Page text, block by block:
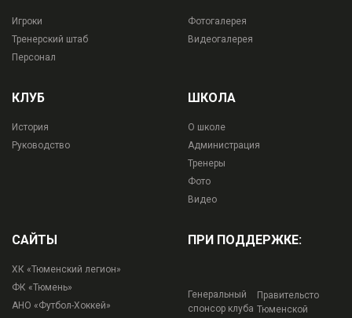
Игроки
Тренерский штаб
Персонал
Фотогалерея
Видеогалерея
КЛУБ
История
Руководство
ШКОЛА
О школе
Администрация
Тренеры
Фото
Видео
САЙТЫ
ХК «Тюменский легион»
ФК «Тюмень»
АНО «Футбол-Хоккей»
ПРИ ПОДДЕРЖКЕ:
Генеральный
спонсор клуба
Правительсто
Тюменской